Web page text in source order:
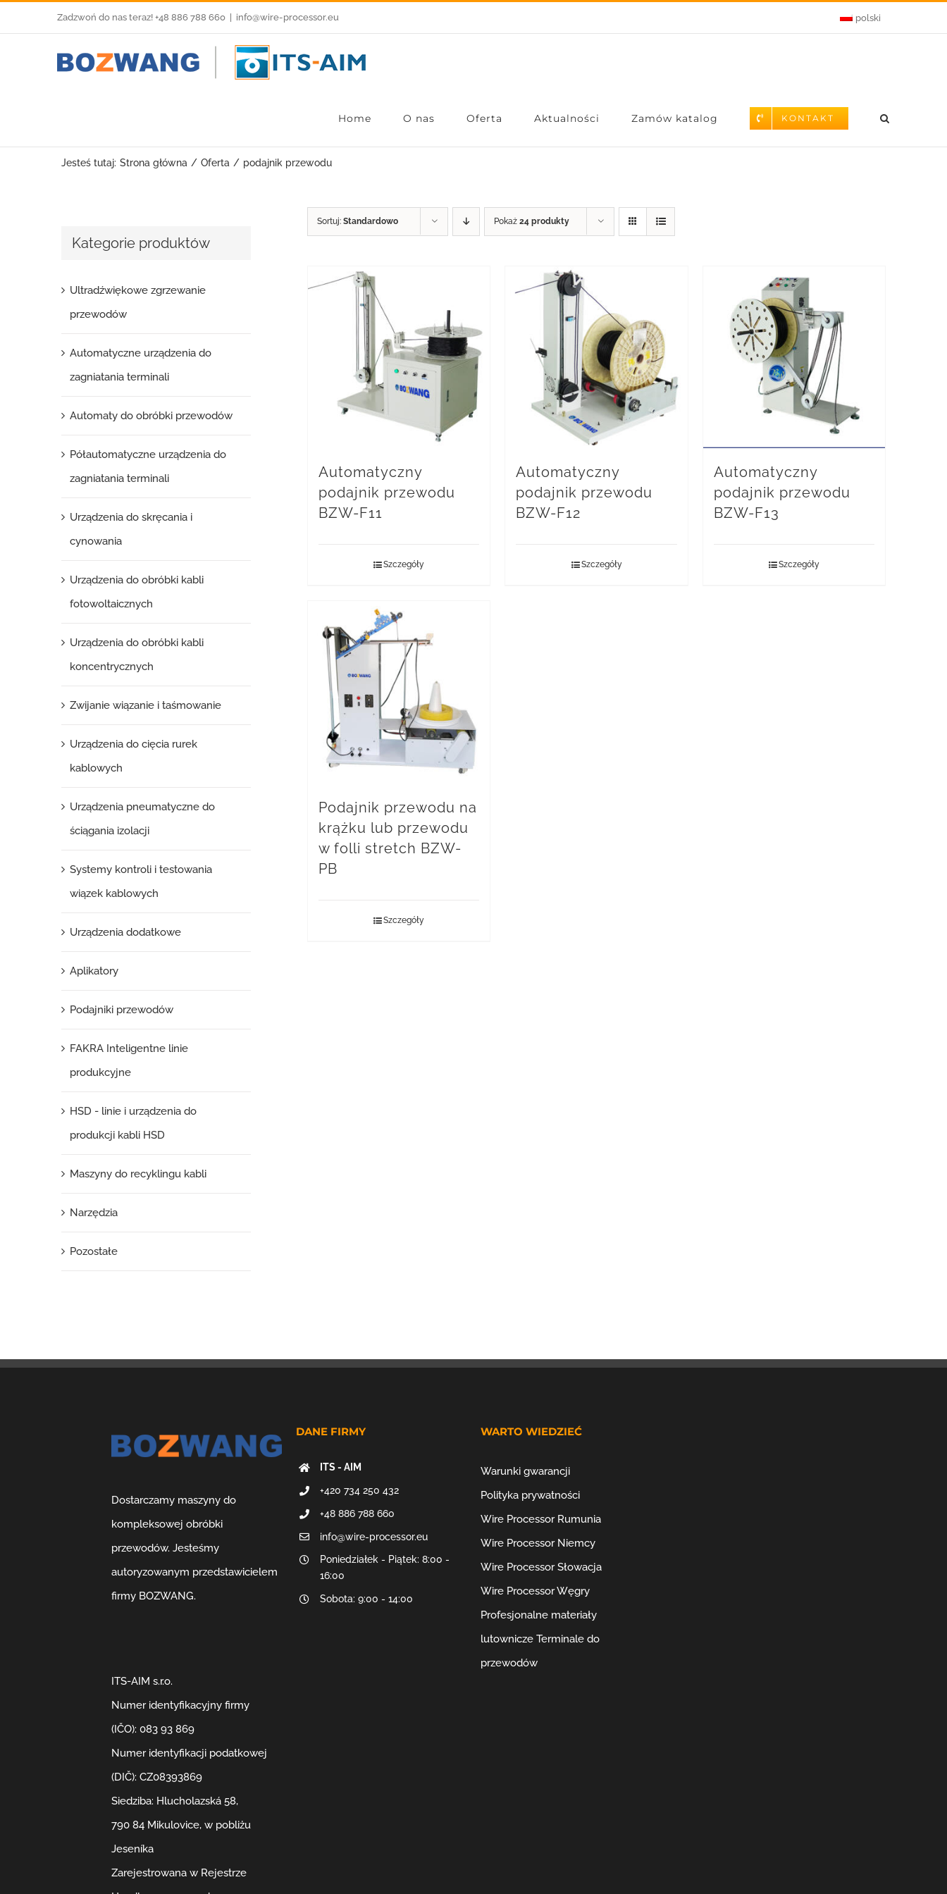
do
Zadzwoń do nas teraz! +48 886 788 660 info@wire-processor.eu polski
Home O nas Oferta Aktualności Zamów katalog KONTAKT
Jesteś tutaj: Strona główna Oferta podajnik przewodu
Sortuj:Standardowo Pokaż24 produkty
Automatyczny
podajnik przewodu
BZW-F11
Szczegóły
Automatyczny
podajnik przewodu
BZW-F12
Szczegóły
Automatyczny
podajnik przewodu
BZW-F13
Szczegóły
Podajnik przewodu na
krążku lub przewodu
w folli stretch BZW-
PB
Szczegóły
Kategorie produktów
Ultradźwiękowe zgrzewanie
przewodów
Automatyczne urządzenia do
zagniatania terminali
Automaty do obróbki przewodów
Półautomatyczne urządzenia do
zagniatania terminali
Urządzenia do skręcania i
cynowania
Urządzenia do obróbki kabli
fotowoltaicznych
Urządzenia do obróbki kabli
koncentrycznych
Zwijanie wiązanie i taśmowanie
Urządzenia do cięcia rurek
kablowych
Urządzenia pneumatyczne do
ściągania izolacji
Systemy kontroli i testowania
wiązek kablowych
Urządzenia dodatkowe
Aplikatory
Podajniki przewodów
FAKRA Inteligentne linie
produkcyjne
HSD - linie i urządzenia do
produkcji kabli HSD
Maszyny do recyklingu kabli
Narzędzia
Pozostałe
Dostarczamy maszyny do
kompleksowej obróbki
przewodów. Jesteśmy
autoryzowanym przedstawicielem
firmy BOZWANG.
ITS-AIM s.r.o.
Numer identyfikacyjny firmy
(IČO): 083 93 869
Numer identyfikacji podatkowej
(DIČ): CZ08393869
Siedziba: Hlucholazská 58,
790 84 Mikulovice, w pobliżu
Jeseníka
Zarejestrowana w Rejestrze
DANE FIRMY
ITS - AIM
+420 734 250 432
+48 886 788 660
info@wire-processor.eu
Poniedziałek - Piątek: 8:00 -
16:00
Sobota: 9:00 - 14:00
WARTO WIEDZIEĆ
Warunki gwarancji
Polityka prywatności
Wire Processor Rumunia
Wire Processor Niemcy
Wire Processor Słowacja
Wire Processor Węgry
Profesjonalne materiały
lutownicze Terminale do
przewodów